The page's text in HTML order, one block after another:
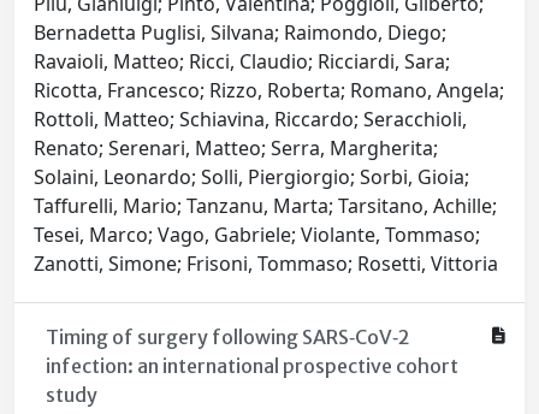
Bernadetta Puglisi, Silvana; Raimondo, Diego;
Ravaioli, Matteo; Ricci, Claudio; Ricciardi, Sara;
Ricotta, Francesco; Rizzo, Roberta; Romano, Angela;
Rottoli, Matteo; Schiavina, Riccardo; Seracchioli,
Renato; Serenari, Matteo; Serra, Margherita;
Solaini, Leonardo; Solli, Piergiorgio; Sorbi, Gioia;
Taffurelli, Mario; Tanzanu, Marta; Tarsitano, Achille;
Tesei, Marco; Vago, Gabriele; Violante, Tommaso;
Zanotti, Simone; Frisoni, Tommaso; Rosetti, Vittoria
Timing of surgery following SARS‐CoV‐2
infection: an international prospective cohort
study